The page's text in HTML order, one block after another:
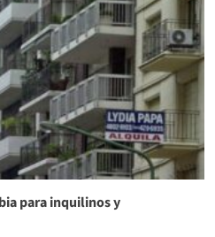
para inquilinos y